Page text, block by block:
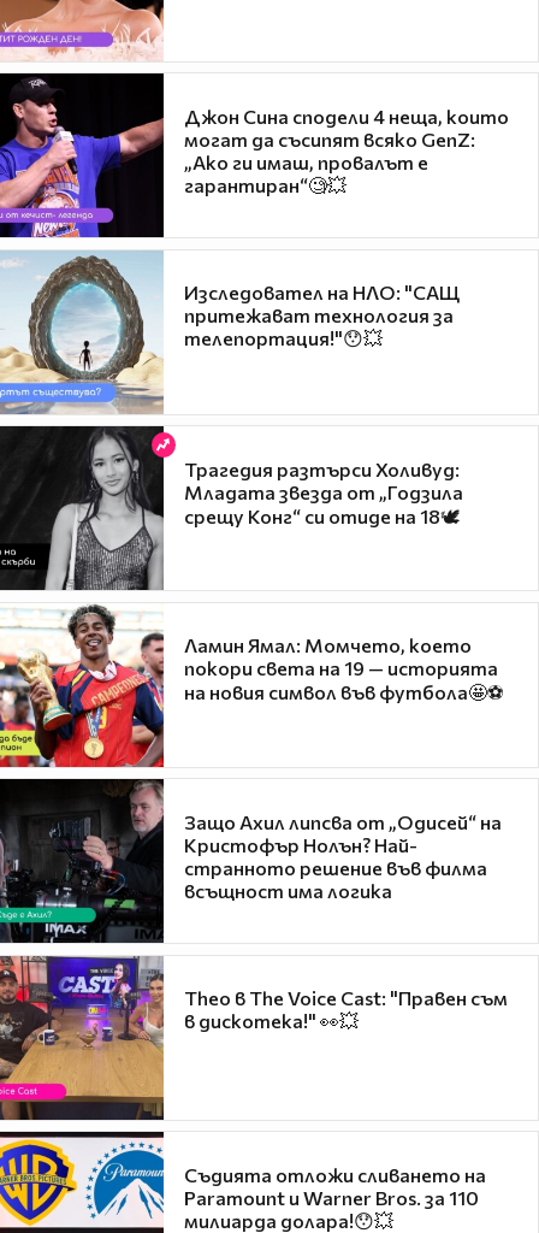
Джон Сина сподели 4 неща, които
могат да съсипят всяко GenZ:
„Ако ги имаш, провалът е
гарантиран“🧐💥
Изследовател на НЛО: "САЩ
притежават технология за
телепортация!"😯💥
Трагедия разтърси Холивуд:
Младата звезда от „Годзила
срещу Конг“ си отиде на 18🕊️
Ламин Ямал: Момчето, което
покори света на 19 — историята
на новия символ във футбола🤩⚽
Защо Ахил липсва от „Одисей“ на
Кристофър Нолън? Най-
странното решение във филма
всъщност има логика
Theo в The Voice Cast: "Правен съм
в дискотека!" 👀💥
Съдията отложи сливането на
Paramount и Warner Bros. за 110
милиарда долара!😯💥